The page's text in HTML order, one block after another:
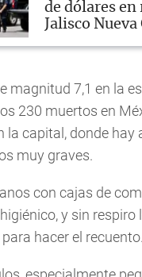
de dólares en
Jalisco
magnitud 7,1 en la
230 muertos en
la capital, donde
muy graves.
con cajas de
y sin
hacer el recuento.